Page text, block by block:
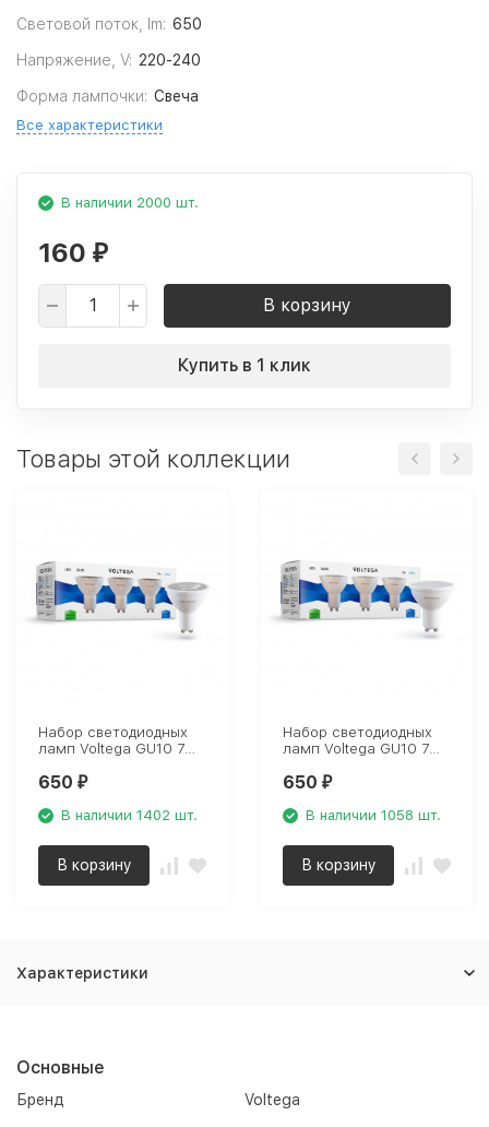
Световой поток, lm: 650
Напряжение, V: 220-240
Форма лампочки: Свеча
Все характеристики
В наличии 2000 шт.
160 ₽
В корзину
Купить в 1 клик
Товары этой коллекции
Набор светодиодных
ламп Voltega GU10 7W
7177
650 ₽
В наличии 1402 шт.
В корзину
Набор светодиодных
ламп Voltega GU10 7W
650 ₽
В наличии 1058 шт.
В корзину
Характеристики
Основные
Бренд Voltega